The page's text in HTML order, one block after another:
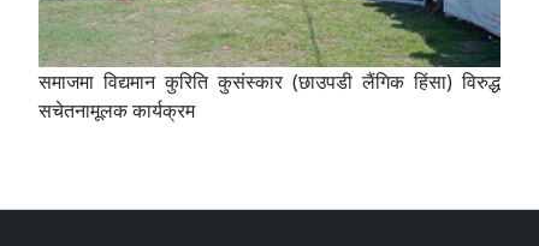
समाजमा विद्यमान कुरिति कुसंस्कार (छाउपडी लैंगिक हिंसा) विरुद्ध
सचेतनामूलक कार्यक्रम